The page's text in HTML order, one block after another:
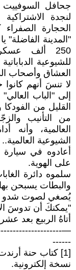
جحافل
لنجدة الاشتراكية
الحجارة
"المدينة الفاضلة"
250 ألف
للشيوعية
العشاق وأصحاب
لا تنسَ أنهم
إلى "الباب
القليل من
من التأنيب
العالمية، وأنه
الشيوعية العالمية..
أعادوه في
على الهوية.
سلموه دائرة
والبطات يسبحن
يُصغي لصوت شدو
"يمكنكَ أن تدوسَ
أتاهُ الربيع بعد عشرين
------
نسخة إلكترونية.